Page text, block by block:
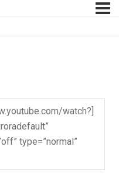
watch?
type=”normal”